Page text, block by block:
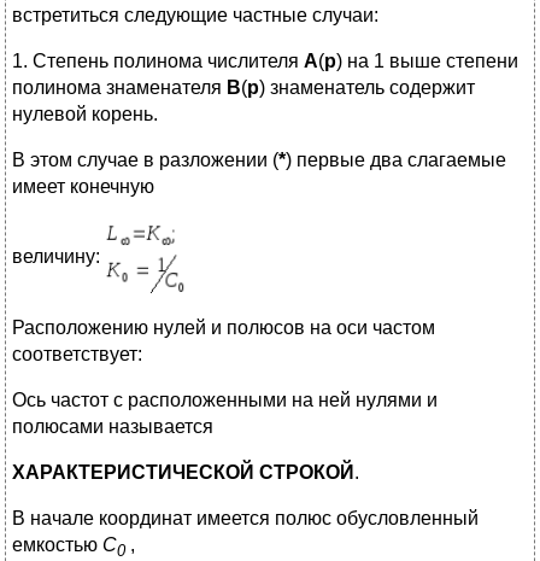
встретиться следующие частные случаи:
1. Степень полинома числителя A(p) на 1 выше степени
полинома знаменателя B(p) знаменатель содержит
нулевой корень.
В этом случае в разложении (*) первые два слагаемые
имеет конечную
величину:
Расположению нулей и полюсов на оси частом
соответствует:
Ось частот с расположенными на ней нулями и
полюсами называется
ХАРАКТЕРИСТИЧЕСКОЙ СТРОКОЙ .
В начале координат имеется полюс обусловленный
емкостью С0,